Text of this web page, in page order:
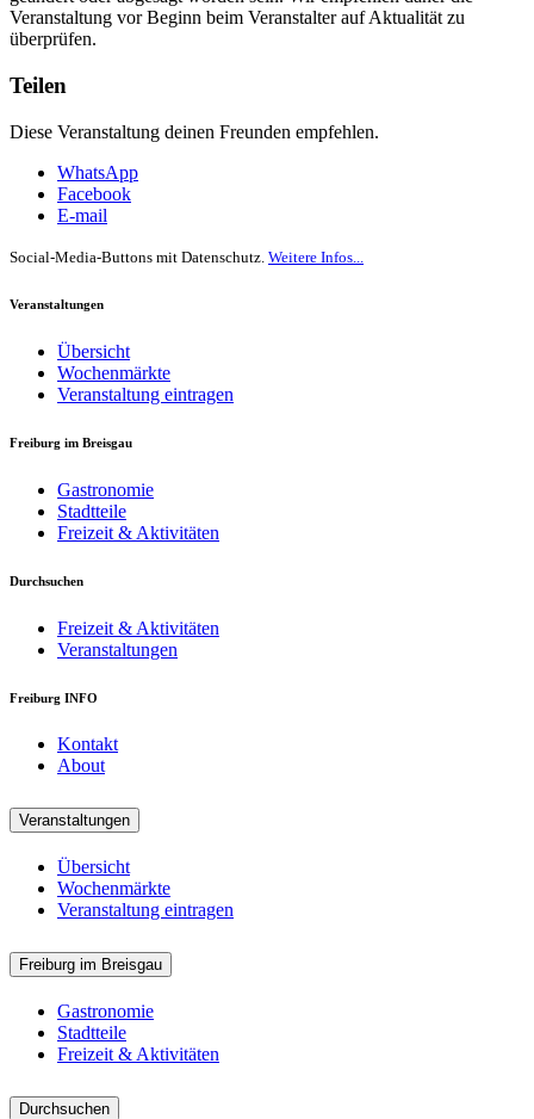
Veranstaltung vor Beginn beim Veranstalter auf Aktualität zu
überprüfen.
Teilen
Diese Veranstaltung deinen Freunden empfehlen.
WhatsApp
Facebook
E-mail
Social-Media-Buttons mit Datenschutz. Weitere Infos...
Veranstaltungen
Übersicht
Wochenmärkte
Veranstaltung eintragen
Freiburg im Breisgau
Gastronomie
Stadtteile
Freizeit & Aktivitäten
Durchsuchen
Freizeit & Aktivitäten
Veranstaltungen
Freiburg INFO
Kontakt
About
Veranstaltungen
Übersicht
Wochenmärkte
Veranstaltung eintragen
Freiburg im Breisgau
Gastronomie
Stadtteile
Freizeit & Aktivitäten
Durchsuchen